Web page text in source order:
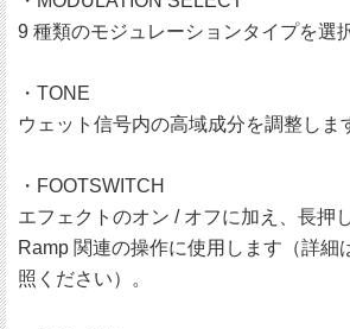
9 種類のモジュレーションタイプを選
・TONE
ウェット信号内の高域成分を調整しま
・FOOTSWITCH
エフェクトのオン / オフに加え、長押
Ramp 関連の操作に使用します（詳細
照ください）。